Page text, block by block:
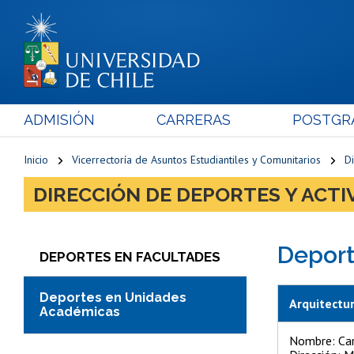
ADMISIÓN CARRERAS
Inicio Vicerrectoría de Asuntos Estudiantiles y Comunitarios
DIRECCIÓN DE DEPORTES Y
DEPORTES EN FACULTADES
Deportes en Unidades
Académicas
Nombre: